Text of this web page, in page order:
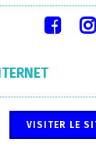
VISITER LE